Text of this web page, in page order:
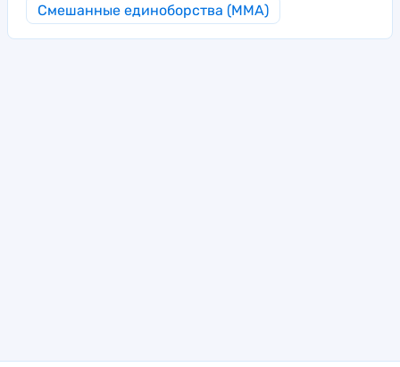
Смешанные единоборства (MMA)